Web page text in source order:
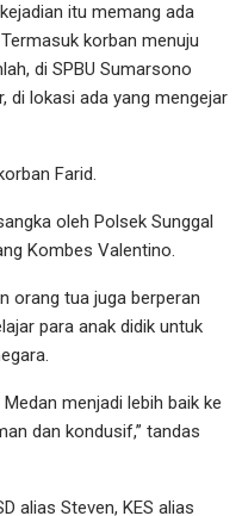
itu memang ada
korban menuju
di SPBU Sumarsono
di lokasi ada yang mengejar
Farid.
oleh Polsek Sunggal
Kombes Valentino.
orang tua juga berperan
para anak didik untuk
menjadi lebih baik ke
dan kondusif,” tandas
alias Steven, KES alias